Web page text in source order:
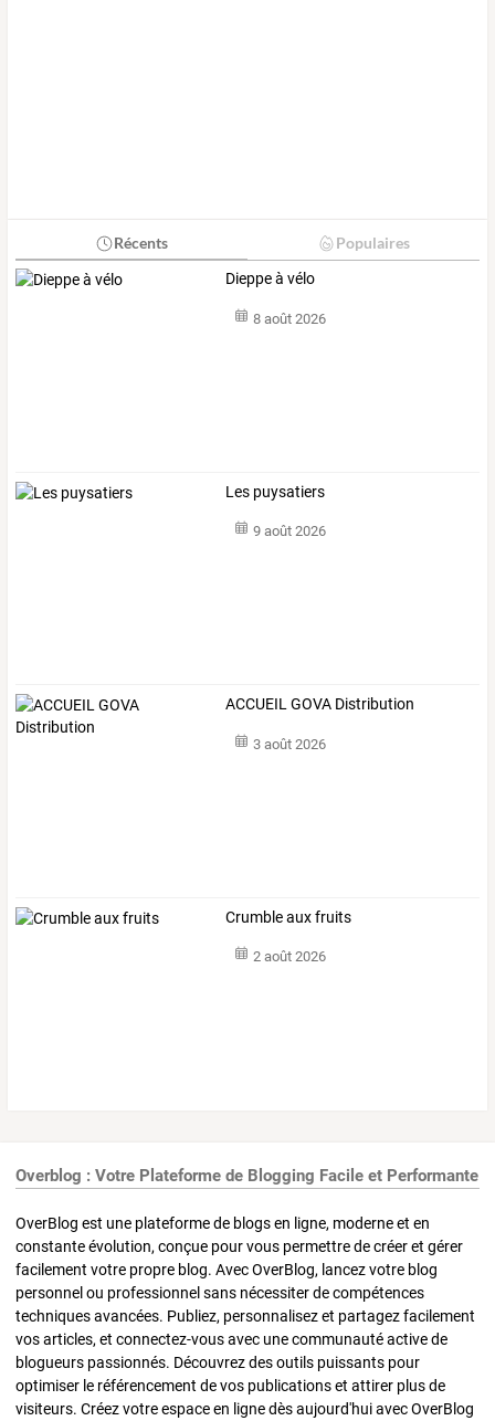
Récents Populaires
Dieppe à vélo
8 août 2026
Les puysatiers
9 août 2026
ACCUEIL GOVA Distribution
3 août 2026
Crumble aux fruits
2 août 2026
Overblog : Votre Plateforme de Blogging Facile et Performante
OverBlog est une plateforme de blogs en ligne, moderne et en
constante évolution, conçue pour vous permettre de créer et gérer
facilement votre propre blog. Avec OverBlog, lancez votre blog
personnel ou professionnel sans nécessiter de compétences
techniques avancées. Publiez, personnalisez et partagez facilement
vos articles, et connectez-vous avec une communauté active de
blogueurs passionnés. Découvrez des outils puissants pour
optimiser le référencement de vos publications et attirer plus de
visiteurs. Créez votre espace en ligne dès aujourd'hui avec OverBlog